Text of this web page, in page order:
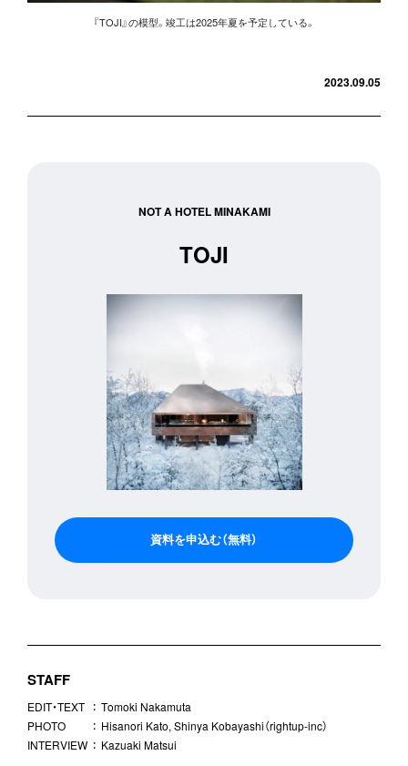
『TOJI』の模型。竣工は2025年夏を予定している。
2023.09.05
NOT A HOTEL MINAKAMI購入申込み
TOJI
資料を申込む（無料）
STAFF
EDIT・TEXT
PHOTO
INTERVIEW
：
：
：
Tomoki Nakamuta
Hisanori Kato, Shinya Kobayashi（rightup-inc）
Kazuaki Matsui